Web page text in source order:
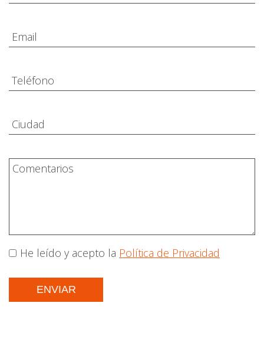
He leído y acepto la Política de Privacidad